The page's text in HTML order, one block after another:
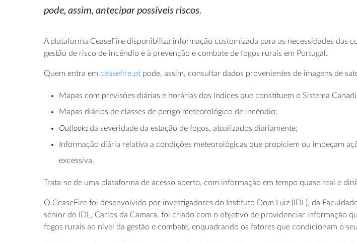
pode, assim, antecipar possíveis riscos.
A plataforma CeaseFire disponibiliza informação customizada para as necessidades das
gestão de risco de incêndio e à prevenção e combate de fogos rurais em Portugal.
Quem entra em ceasefire.pt pode, assim, consultar dados provenientes de imagens de
Mapas com previsões diárias e horárias dos índices que constituem o Sistema
Mapas diários de classes de perigo meteorológico de incêndio;
Outlooksda severidade da estação de fogos, atualizados diariamente;
Informação diária relativa a condições meteorológicas que propiciem ou impeçam
excessiva.
Trata-se de uma plataforma de acesso aberto, com informação em tempo quase real e
O CeaseFire foi desenvolvido por investigadores do Instituto Dom Luiz (IDL), da
sénior do IDL, Carlos da Camara, foi criado com o objetivo de providenciar informação
fogos rurais ao nível da gestão e combate, enquadrando os fatores que condicionam o